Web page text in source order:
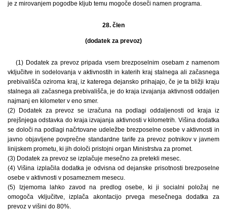
je z mirovanjem pogodbe kljub temu mogoče doseči namen programa.
28. člen
(dodatek za prevoz)
(1) Dodatek za prevoz pripada vsem brezposelnim osebam z namenom
vključitve in sodelovanja v aktivnostih in katerih kraj stalnega ali začasnega
prebivališča oziroma kraj, iz katerega dejansko prihajajo, če je ta bližji kraju
stalnega ali začasnega prebivališča, je do kraja izvajanja aktivnosti oddaljen
najmanj en kilometer v eno smer.
(2) Dodatek za prevoz se izračuna na podlagi oddaljenosti od kraja iz
prejšnjega odstavka do kraja izvajanja aktivnosti v kilometrih. Višina dodatka
se določi na podlagi načrtovane udeležbe brezposelne osebe v aktivnosti in
javno objavljene povprečne standardne tarife za prevoz potnikov v javnem
linijskem prometu, ki jih določi pristojni organ Ministrstva za promet.
(3) Dodatek za prevoz se izplačuje mesečno za pretekli mesec.
(4) Višina izplačila dodatka je odvisna od dejanske prisotnosti brezposelne
osebe v aktivnosti v posameznem mesecu.
(5) Izjemoma lahko zavod na predlog osebe, ki ji socialni položaj ne
omogoča vključitve, izplača akontacijo prvega mesečnega dodatka za
prevoz v višini do 80%.